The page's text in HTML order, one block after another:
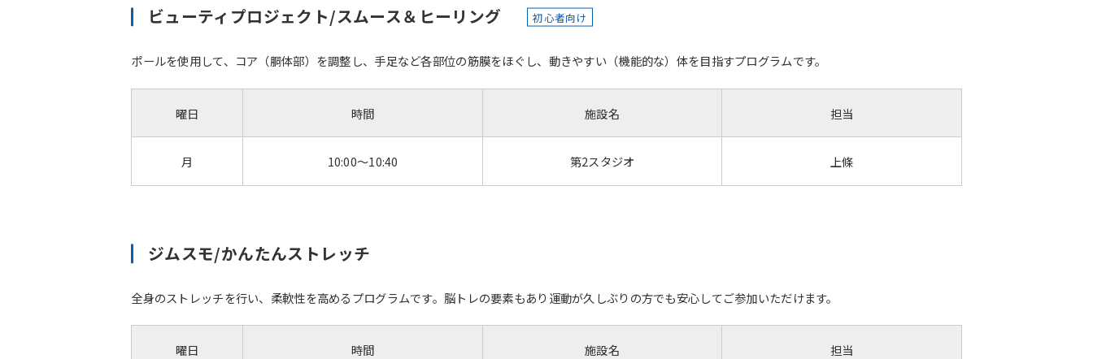
ビューティプロジェクト/スムース＆ヒーリング 初心者向け
ポールを使用して、コア（胴体部）を調整し、手足など各部位の筋膜をほぐし、動きやすい（機能的な）体を目指すプログラムです。
曜日
月
時間
10:00～10:40
施設名
第2スタジオ
担当
上條
ジムスモ/かんたんストレッチ
全身のストレッチを行い、柔軟性を高めるプログラムです。脳トレの要素もあり運動が久しぶりの方でも安心してご参加いただけます。
曜日 時間 施設名 担当